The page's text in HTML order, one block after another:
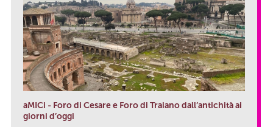
aMICi - Foro di Cesare e Foro di Traiano dall’antichità ai
giorni d’oggi